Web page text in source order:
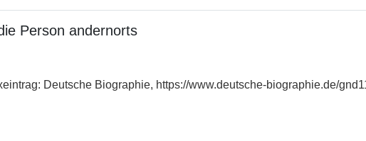
Person andernorts
Deutsche Biographie, https://www.deutsche-biographie.de/